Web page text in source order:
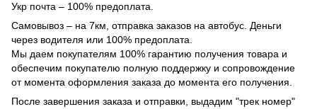
Укр почта – 100% предоплата.
Самовывоз – на 7км, отправка заказов на автобус. Деньги
через водителя или 100% предоплата.
Мы даем покупателям 100% гарантию получения товара и
обеспечим покупателю полную поддержку и сопровождение
от момента оформления заказа до момента его получения.
После завершения заказа и отправки, выдадим "трек номер"